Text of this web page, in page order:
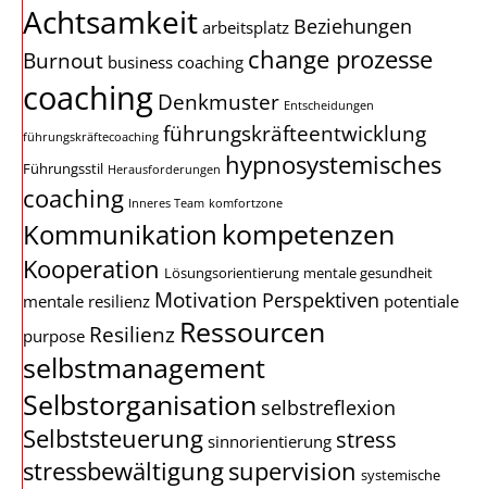
Achtsamkeit arbeitsplatz Beziehungen
Burnout business coaching change prozesse
coachingDenkmuster Entscheidungen
führungskräftecoaching führungskräfteentwicklung
Führungsstil Herausforderungen hypnosystemisches
coaching Inneres Team komfortzone
Kommunikation kompetenzen
Kooperation Lösungsorientierung mentale gesundheit
mentale resilienz Motivation Perspektiven potentiale
purpose Resilienz Ressourcen
selbstmanagement
Selbstorganisation selbstreflexion
Selbststeuerung sinnorientierung stress
stressbewältigungsupervision systemische